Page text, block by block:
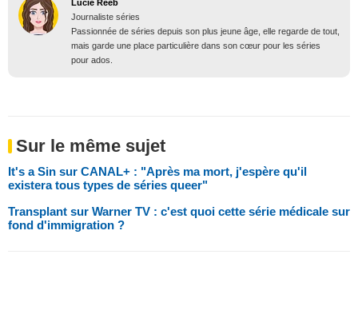
Lucie Reeb
Journaliste séries
Passionnée de séries depuis son plus jeune âge, elle regarde de tout,
mais garde une place particulière dans son cœur pour les séries
pour ados.
Sur le même sujet
It's a Sin sur CANAL+ : "Après ma mort, j'espère qu'il
existera tous types de séries queer"
Transplant sur Warner TV : c'est quoi cette série médicale sur
fond d'immigration ?